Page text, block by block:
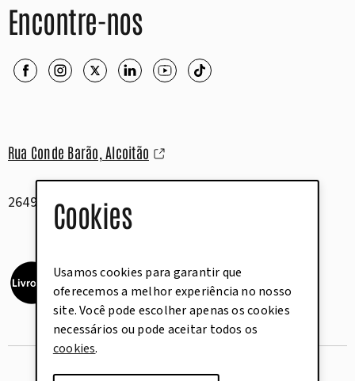
Cookies
Usamos cookies para garantir que
oferecemos a melhor experiência no nosso
site. Você pode escolher apenas os cookies
necessários ou pode aceitar todos os
cookies.
Encontre-nos
Rua Conde Barão, Alcoitão
2649-506 Alcabideche